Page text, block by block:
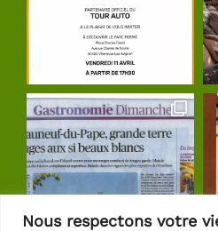
Nous respectons votre